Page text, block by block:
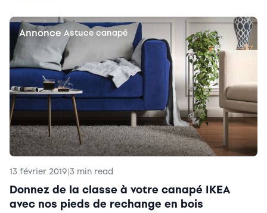
Annonce Astuce canapé
13 février 2019|3 min read
Donnez de la classe à votre canapé IKEA
avec nos pieds de rechange en bois